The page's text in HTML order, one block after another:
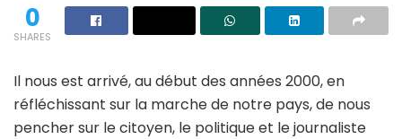
0
SHARES
Il nous est arrivé, au début des années 2000, en
réfléchissant sur la marche de notre pays, de nous
pencher sur le citoyen, le politique et le journaliste